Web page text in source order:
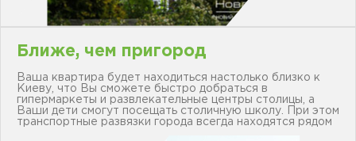
Ближе, чем пригород
Ваша квартира будет находиться настолько близко к
Киеву, что Вы сможете быстро добраться в
гипермаркеты и развлекательные центры столицы, а
Ваши дети смогут посещать столичную школу. При этом
транспортные развязки города всегда находятся рядом